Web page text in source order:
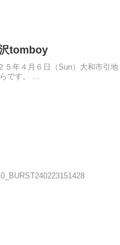
tomboy
５年４月６日（Sun）大和市引地
です。 ...